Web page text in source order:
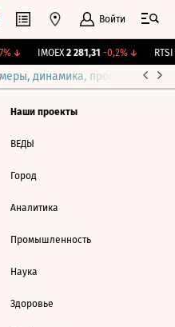
Войти
↓ IMOEX 2 281,31 -0,2%↓ RTSI
динамика, прогнозы
Наши проекты
ВЕДЫ
Город
Аналитика
Промышленность
Наука
Здоровье